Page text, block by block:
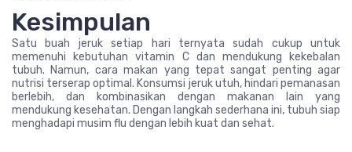
Kesimpulan
Satu buah jeruk setiap hari ternyata sudah cukup untuk
memenuhi kebutuhan vitamin C dan mendukung kekebalan
tubuh. Namun, cara makan yang tepat sangat penting agar
nutrisi terserap optimal. Konsumsi jeruk utuh, hindari pemanasan
berlebih, dan kombinasikan dengan makanan lain yang
mendukung kesehatan. Dengan langkah sederhana ini, tubuh siap
menghadapi musim flu dengan lebih kuat dan sehat.